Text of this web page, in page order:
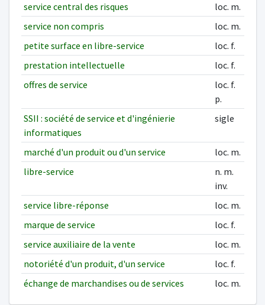
service central des risques
loc. m.
service non compris
loc. m.
petite surface en libre-service
loc. f.
prestation intellectuelle
loc. f.
offres de service
loc. f.
p.
SSII : société de service et d'ingénierie
informatiques
sigle
marché d'un produit ou d'un service
loc. m.
libre-service
n. m.
inv.
service libre-réponse
loc. m.
marque de service
loc. f.
service auxiliaire de la vente
loc. m.
notoriété d'un produit, d'un service
loc. f.
échange de marchandises ou de services
loc. m.